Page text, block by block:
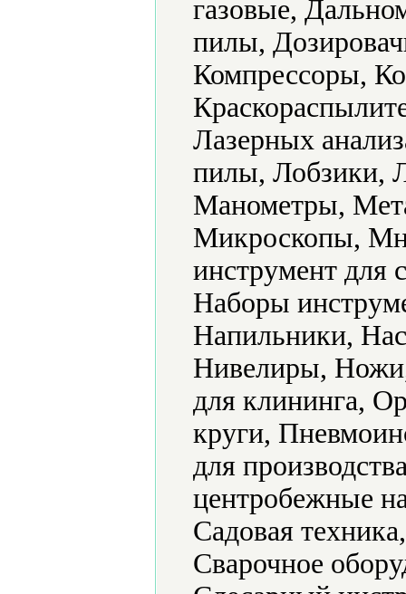
газовые,
пилы,
Компрессоры,
Лазерных
пилы, Лобзики,
Манометры,
Микроскопы,
инструмент
Наборы
Напильники,
Нивелиры,
для клининга,
круги,
для
центробежные
Садовая
Сварочное